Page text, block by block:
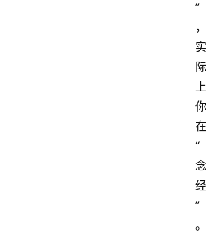
”
，
实
际
上
你
在
“
念
经
”
。